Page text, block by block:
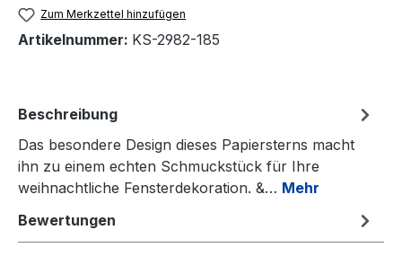
Zum Merkzettel hinzufügen
Artikelnummer: KS-2982-185
Beschreibung
Das besondere Design dieses Papiersterns macht
ihn zu einem echten Schmuckstück für Ihre
weihnachtliche Fensterdekoration. &… Mehr
Bewertungen